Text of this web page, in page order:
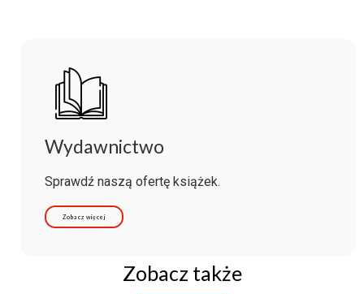
Wydawnictwo
Sprawdź naszą ofertę książek.
Zobacz więcej
Zobacz także